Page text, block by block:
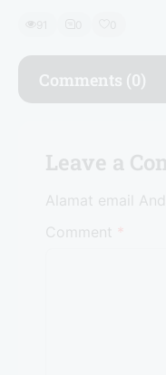
Comments (0)
Leave a
Alamat email
Comment *